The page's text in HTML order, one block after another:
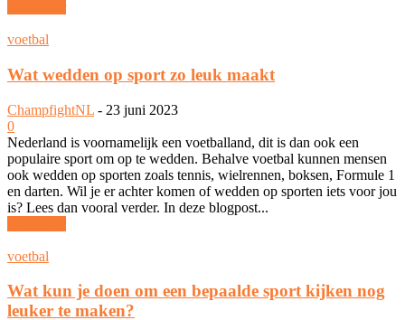
voetbal
Wat wedden op sport zo leuk maakt
ChampfightNL - 23 juni 2023
0
Nederland is voornamelijk een voetballand, dit is dan ook een
populaire sport om op te wedden. Behalve voetbal kunnen mensen
ook wedden op sporten zoals tennis, wielrennen, boksen, Formule 1
en darten. Wil je er achter komen of wedden op sporten iets voor jou
is? Lees dan vooral verder. In deze blogpost...
voetbal
Wat kun je doen om een bepaalde sport kijken nog
leuker te maken?